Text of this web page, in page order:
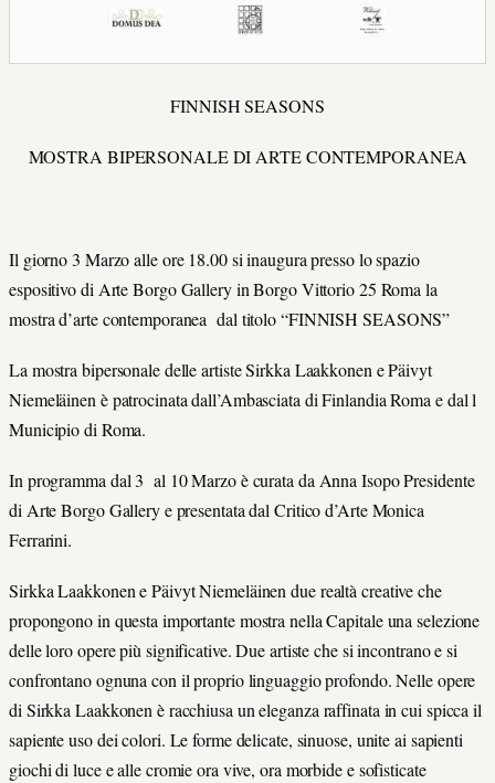
FINNISH SEASONS
MOSTRA BIPERSONALE DI ARTE CONTEMPORANEA
Il giorno 3 Marzo alle ore 18.00 si inaugura presso lo spazio
espositivo di Arte Borgo Gallery in Borgo Vittorio 25 Roma la
mostra d’arte contemporanea dal titolo “FINNISH SEASONS”
La mostra bipersonale delle artiste Sirkka Laakkonen e Päivyt
Niemeläinen è patrocinata dall’Ambasciata di Finlandia Roma e dal l
Municipio di Roma.
In programma dal 3 al 10 Marzo è curata da Anna Isopo Presidente
di Arte Borgo Gallery e presentata dal Critico d’Arte Monica
Ferrarini.
Sirkka Laakkonen e Päivyt Niemeläinen due realtà creative che
propongono in questa importante mostra nella Capitale una selezione
delle loro opere più significative. Due artiste che si incontrano e si
confrontano ognuna con il proprio linguaggio profondo. Nelle opere
di Sirkka Laakkonen è racchiusa un eleganza raffinata in cui spicca il
sapiente uso dei colori. Le forme delicate, sinuose, unite ai sapienti
giochi di luce e alle cromie ora vive, ora morbide e sofisticate